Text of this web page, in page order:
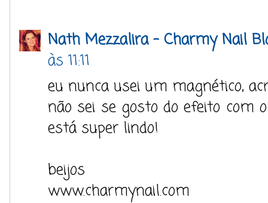
Nath Mezzalira - Charmy Nail
às 11:11
eu nunca usei um magnético,
não sei se gosto do efeito com
está super lindo!
beijos
www.charmynail.com